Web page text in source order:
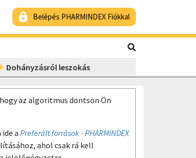
Belépés PHARMINDEX Fiókkal
Dohányzásról leszokás
az algoritmus döntsön Ön
a Preferált források - PHARMINDEX
ahol csak rá kell